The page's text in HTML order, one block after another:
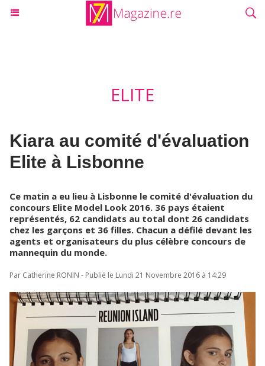
ELITE
Kiara au comité d'évaluation
Elite à Lisbonne
Ce matin a eu lieu à Lisbonne le comité d'évaluation du
concours Elite Model Look 2016. 36 pays étaient
représentés, 62 candidats au total dont 26 candidats
chez les garçons et 36 filles. Chacun a défilé devant les
agents et organisateurs du plus célèbre concours de
mannequin du monde.
Par Catherine RONIN - Publié le Lundi 21 Novembre 2016 à 14:29